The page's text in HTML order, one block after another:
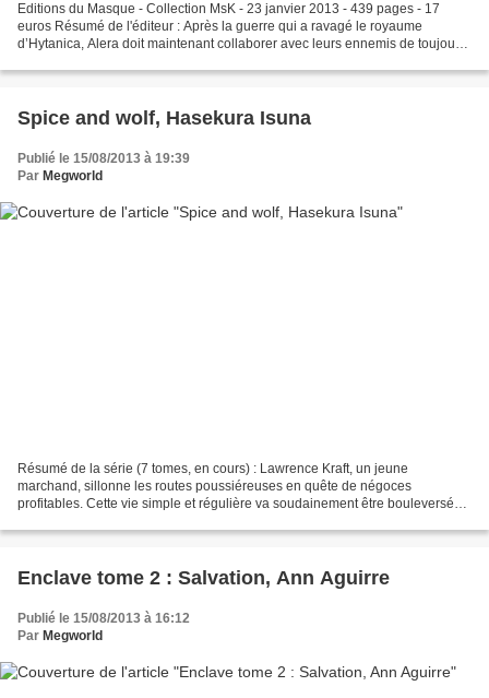
Editions du Masque - Collection MsK - 23 janvier 2013 - 439 pages - 17
euros Résumé de l'éditeur : Après la guerre qui a ravagé le royaume
d’Hytanica, Alera doit maintenant collaborer avec leurs ennemis de toujours,
Spice and wolf, Hasekura Isuna
Publié le 15/08/2013 à 19:39
Par Megworld
Résumé de la série (7 tomes, en cours) : Lawrence Kraft, un jeune
marchand, sillonne les routes poussiéreuses en quête de négoces
profitables. Cette vie simple et régulière va soudainement être bouleversée
Enclave tome 2 : Salvation, Ann Aguirre
Publié le 15/08/2013 à 16:12
Par Megworld